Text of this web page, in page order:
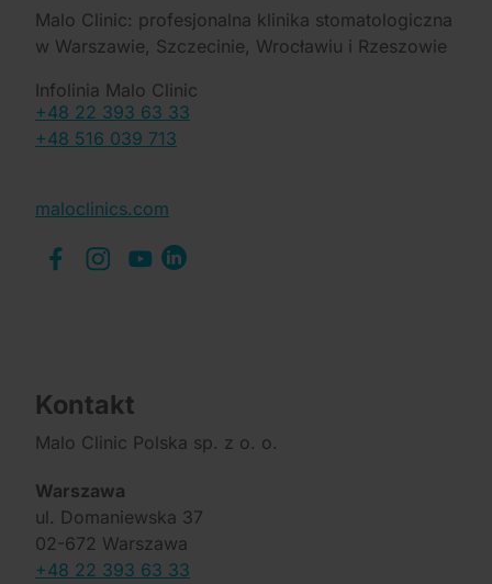
Malo Clinic: profesjonalna klinika stomatologiczna
w Warszawie, Szczecinie, Wrocławiu i Rzeszowie
Infolinia Malo Clinic
+48 22 393 63 33
+48 516 039 713
maloclinics.com
Kontakt
Malo Clinic Polska sp. z o. o.
Warszawa
ul. Domaniewska 37
02-672 Warszawa
+48 22 393 63 33